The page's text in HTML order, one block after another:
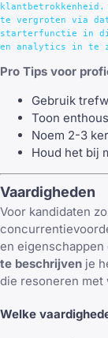
klantbetrokkenheid.
te vergroten via
starterfunctie in
Pro Tips voor
Gebruik
Toon
Noem 2-3
Houd het bij
Vaardigheden
Voor kandidaten
en eigenschappen
te beschrijven je
die resoneren met
Welke